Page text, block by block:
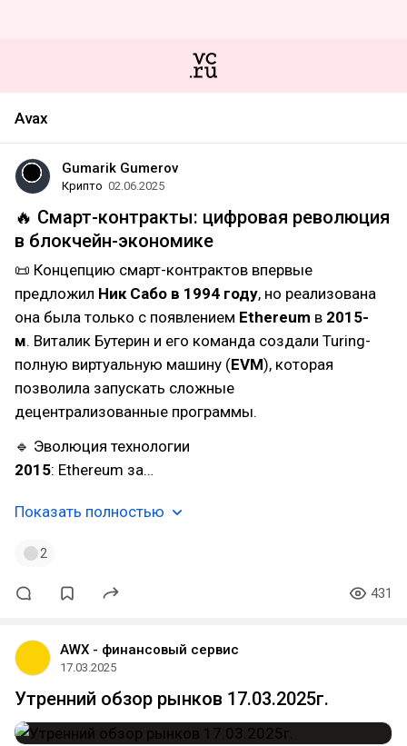
Avax
Gumarik Gumerov
Крипто 02.06.2025
🔥 Смарт-контракты: цифровая революция
в блокчейн-экономике
📜 Концепцию смарт-контрактов впервые
предложил Ник Сабо в 1994 году, но реализована
она была только с появлением Ethereum в 2015-
м. Виталик Бутерин и его команда создали Turing-
полную виртуальную машину (EVM), которая
позволила запускать сложные
децентрализованные программы.
🔹 Эволюция технологии
2015: Ethereum за…
Показать полностью
2
431
AWX - финансовый сервис
17.03.2025
Утренний обзор рынков 17.03.2025г.